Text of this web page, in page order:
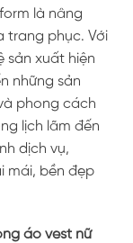
là nâng
trang phục. Với
sản xuất hiện
những sản
phong cách
lịch lãm đến
dịch vụ,
mái, bền đẹp
áo vest nữ